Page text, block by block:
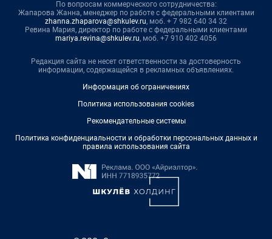
По вопросам коммерческого сотрудничества:
Жапарова Жанна, менеджер по работе с федеральными клиентами
zhanna.zhaparova@shkulev.ru, моб. + 7 982 640 34 32
Ревина Мария, директор по работе с федеральными клиентами
mariya.revina@shkulev.ru, моб. +7 910 402 4056
Редакция сайта не несет ответственности за достоверность
информации, содержащейся в рекламных объявлениях.
Информация об ограничениях
Политика использования cookies
Рекомендательные системы
Политика конфиденциальности и обработки персональных данных и
правила использования сайта